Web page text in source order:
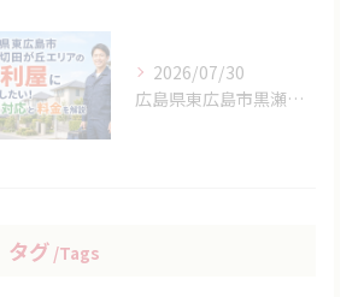
2026/07/30
広島県東広島市黒瀬切田が丘エリアの便利屋に依頼したい！即日対応と料金を解説
タグ Tags